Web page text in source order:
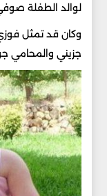
لوالد الطفلة
وكان قد تمثل
جزيني والمحامي